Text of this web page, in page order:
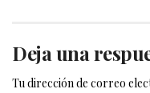
Deja una
Tu dirección de correo